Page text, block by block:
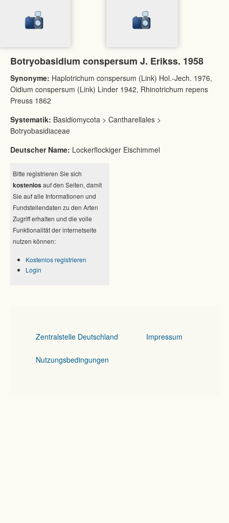
Botryobasidium conspersum J. Erikss. 1958
Synonyme: Haplotrichum conspersum (Link) Hol.-Jech. 1976,
Oidium conspersum (Link) Linder 1942, Rhinotrichum repens
Preuss 1862
Systematik: Basidiomycota > Cantharellales >
Botryobasidiaceae
Deutscher Name: Lockerflockiger Eischimmel
Bitte registrieren Sie sich
kostenlos auf den Seiten, damit
Sie auf alle Informationen und
Fundstellendaten zu den Arten
Zugriff erhalten und die volle
Funktionalität der internetseite
nutzen können:
Kostenlos registrieren
Login
Zentralstelle Deutschland Impressum
Nutzungsbedingungen